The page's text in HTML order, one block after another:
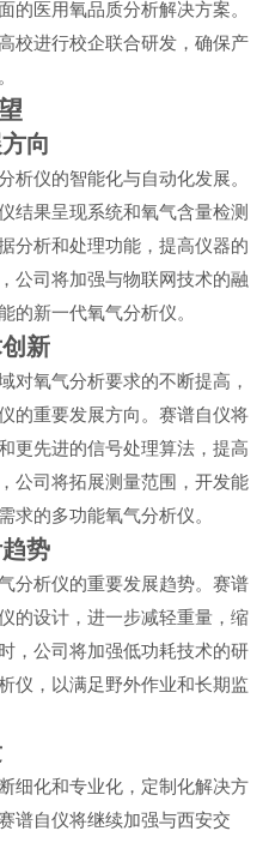
的医用氧品质分析解决方案。
校进行校企联合研发，确保产
向
析仪的智能化与自动化发展。
结果呈现系统和氧气含量检测
分析和处理功能，提高仪器的
公司将加强与物联网技术的融
的新一代氧气分析仪。
新
对氧气分析要求的不断提高，
的重要发展方向。赛谱自仪将
更先进的信号处理算法，提高
公司将拓展测量范围，开发能
求的多功能氧气分析仪。
势
分析仪的重要发展趋势。赛谱
的设计，进一步减轻重量，缩
，公司将加强低功耗技术的研
仪，以满足野外作业和长期监
细化和专业化，定制化解决方
谱自仪将继续加强与西安交